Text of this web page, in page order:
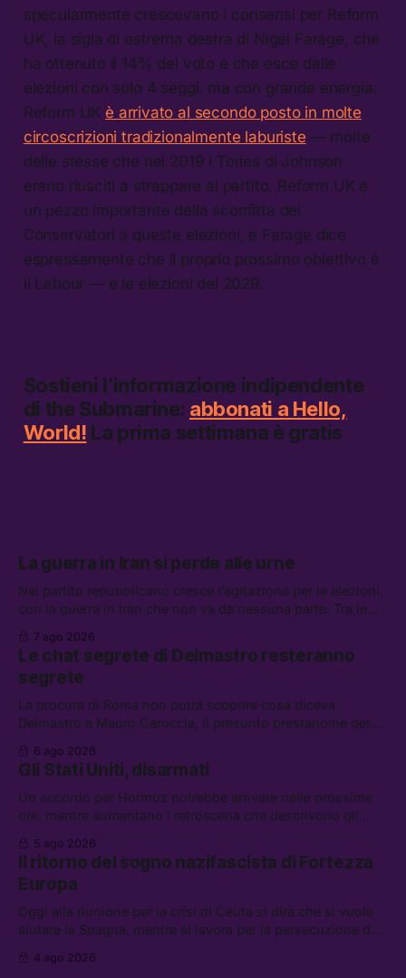
specularmente crescevano i consensi per Reform
UK, la sigla di estrema destra di Nigel Farage, che
ha ottenuto il 14% del voto e che esce dalle
elezioni con solo 4 seggi, ma con grande energia:
Reform UK è arrivato al secondo posto in molte
circoscrizioni tradizionalmente laburiste — molte
delle stesse che nel 2019 i Tories di Johnson
erano riusciti a strappare al partito. Reform UK è
un pezzo importante della sconfitta dei
Conservatori a queste elezioni, e Farage dice
espressamente che il proprio prossimo obiettivo è
il Labour — e le elezioni del 2029.
Sostieni l’informazione indipendente
di the Submarine: abbonati a Hello,
World! La prima settimana è gratis
La guerra in Iran si perde alle urne
Nel partito repubblicano cresce l’agitazione per le elezioni,
con la guerra in Iran che non va da nessuna parte. Tra le
lavoro, Schlein prova a mettere in sicurezza la coalizione, e
che cos’è lo “Spiralismo,” la religione degli agenti IA
7 ago 2026
Le chat segrete di Delmastro resteranno
segrete
La procura di Roma non potrà scoprire cosa diceva
Delmastro a Mauro Caroccia, il presunto prestanome del
attacchi in Libano, il governo chiederà 36 miliardi di
flessibilità in armi e energia, e Grokipedia è già stata
abbandonata
6 ago 2026
Gli Stati Uniti, disarmati
Un accordo per Hormuz potrebbe arrivare nelle prossime
ore, mentre aumentano i retroscena che descrivono gli
chi aspetta i dispersi di Ceuta, il boom dei carburanti
diluiti, e quanti attivisti anti data center sono stati arrestati
5 ago 2026
Il ritorno del sogno nazifascista di Fortezza
Europa
Oggi alla riunione per la crisi di Ceuta si dirà che si vuole
aiutare la Spagna, mentre si lavora per la persecuzione dei
spontanei a Gaza, un giovane di 19 anni è morto sotto il
4 ago 2026